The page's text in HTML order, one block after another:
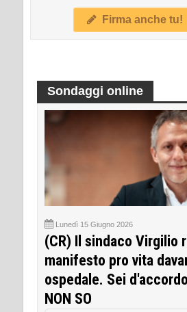
Firma anche tu!
Sondaggi online
Lunedì 15 Giugno 2026
(CR) Il sindaco Virgilio
manifesto pro vita
ospedale. Sei
NON SO